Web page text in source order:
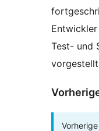
Test- und